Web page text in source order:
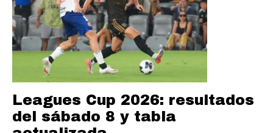
Leagues Cup 2026: resultados
del sábado 8 y tabla